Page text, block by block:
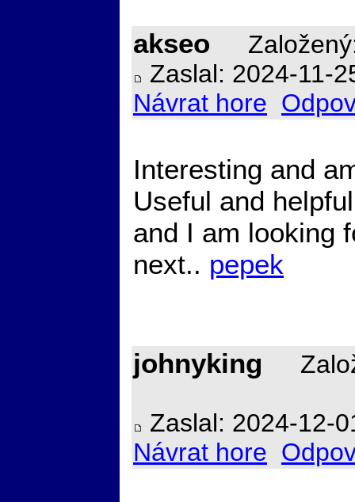
akseo
Zaslal: 2024-11-
Návrat hore
Interesting and
Useful and
and I am looking
next.. pepek
johnyking
Zaslal: 2024-12-
Návrat hore